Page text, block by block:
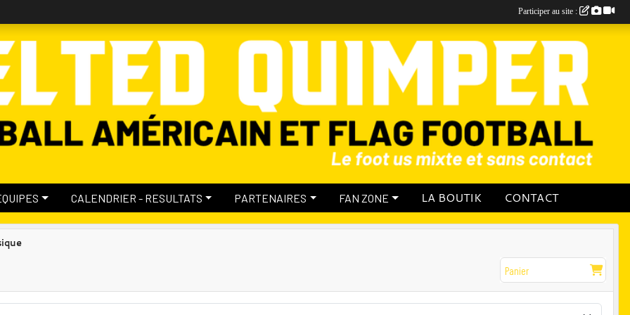
CALENDRIER - RESULTATS PARTENAIRES FAN ZONE LA BOUTIK CONTACT
Panier
Participer au site :